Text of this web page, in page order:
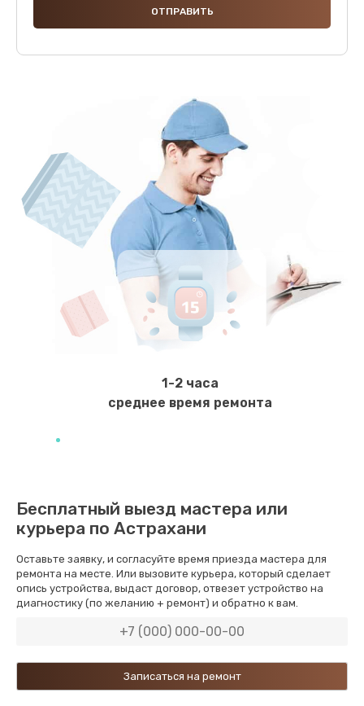
1250 руб.
1600 руб.
Заказать
Замена клапана термоблока
1800 руб.
Заказать
Ремонт датчика воды
1900 руб.
Заказать
1950 руб.
Заказать
Ремонт ТЭНа
2500 руб.
Заказать
Ремонт блока помола
Заказать
1-2 часа
среднее время ремонта
Бесплатный выезд мастера или
курьера по Астрахани
Оставьте заявку, и согласуйте время приезда мастера для
ремонта на месте. Или вызовите курьера, который сделает
опись устройства, выдаст договор, отвезет устройство на
диагностику (по желанию + ремонт) и обратно к вам.